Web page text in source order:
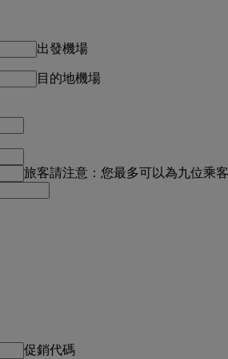
出發機場
目的地機場
旅客請注意：您最多可以為九位乘
促銷代碼